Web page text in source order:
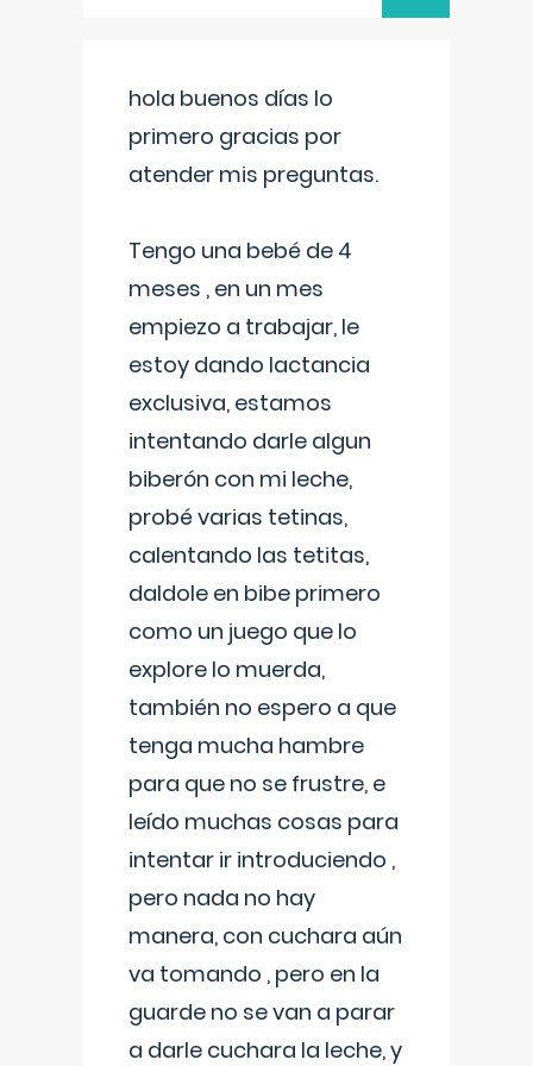
hola buenos días lo
primero gracias por
atender mis preguntas.
Tengo una bebé de 4
meses , en un mes
empiezo a trabajar, le
estoy dando lactancia
exclusiva, estamos
intentando darle algun
biberón con mi leche,
probé varias tetinas,
calentando las tetitas,
daldole en bibe primero
como un juego que lo
explore lo muerda,
también no espero a que
tenga mucha hambre
para que no se frustre, e
leído muchas cosas para
intentar ir introduciendo ,
pero nada no hay
manera, con cuchara aún
va tomando , pero en la
guarde no se van a parar
a darle cuchara la leche, y